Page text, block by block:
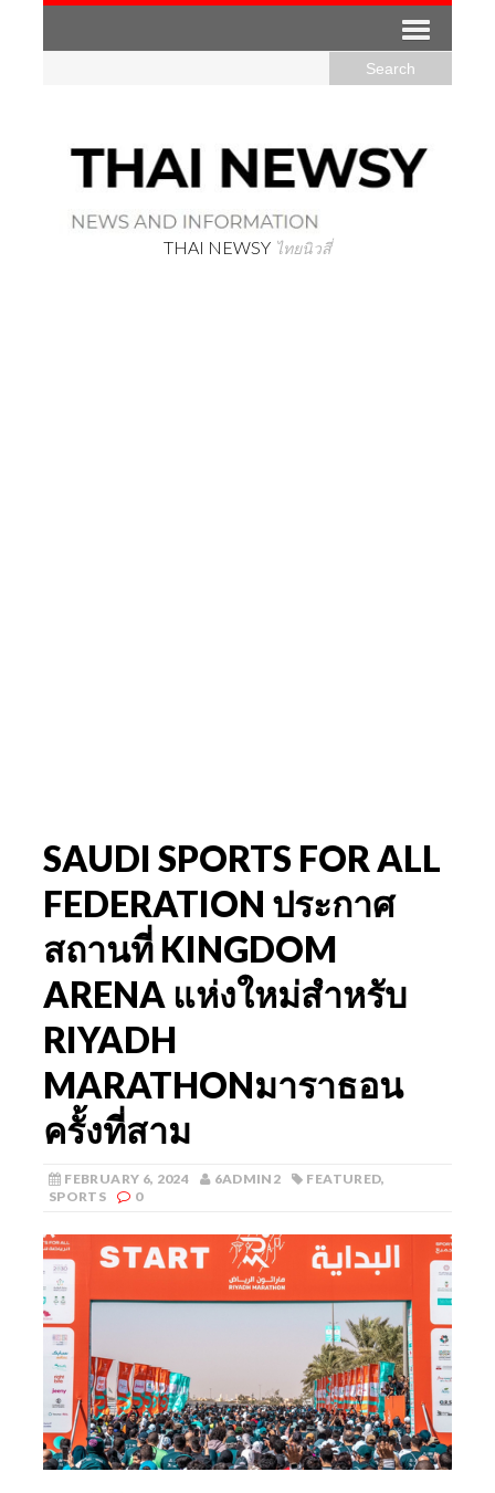
THAI NEWSY ไทยนิวสี่
SAUDI SPORTS FOR ALL
FEDERATION ประกาศ
สถานที่ KINGDOM
ARENA แห่งใหม่สำหรับ
RIYADH
MARATHONมาราธอน
ครั้งที่สาม
FEBRUARY 6, 2024 6ADMIN2 FEATURED,
SPORTS
0